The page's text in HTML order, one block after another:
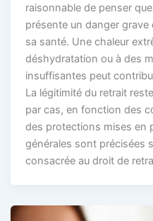
raisonnable de penser
présente un danger
sa santé. Une chaleur
déshydratation ou à des
insuffisantes peut
La légitimité du retrait
par cas, en fonction des
des protections mises en
générales sont précisées
consacrée au droit de